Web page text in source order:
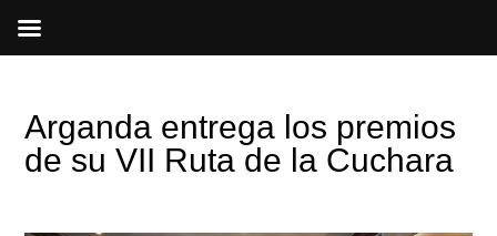
Arganda entrega los premios
de su VII Ruta de la Cuchara